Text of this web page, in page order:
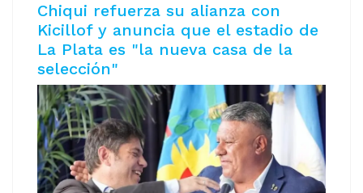
Chiqui refuerza su alianza con
Kicillof y anuncia que el estadio de
La Plata es "la nueva casa de la
selección"